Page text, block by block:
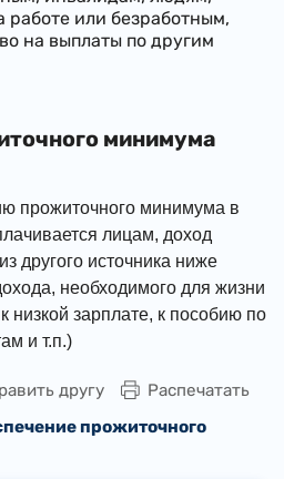
или безработным,
на выплаты по другим
минимума
прожиточного минимума в
лицам, доход
другого источника ниже
необходимого для жизни
низкой зарплате, к пособию по
и т.п.)
Распечатать
другу
прожиточного